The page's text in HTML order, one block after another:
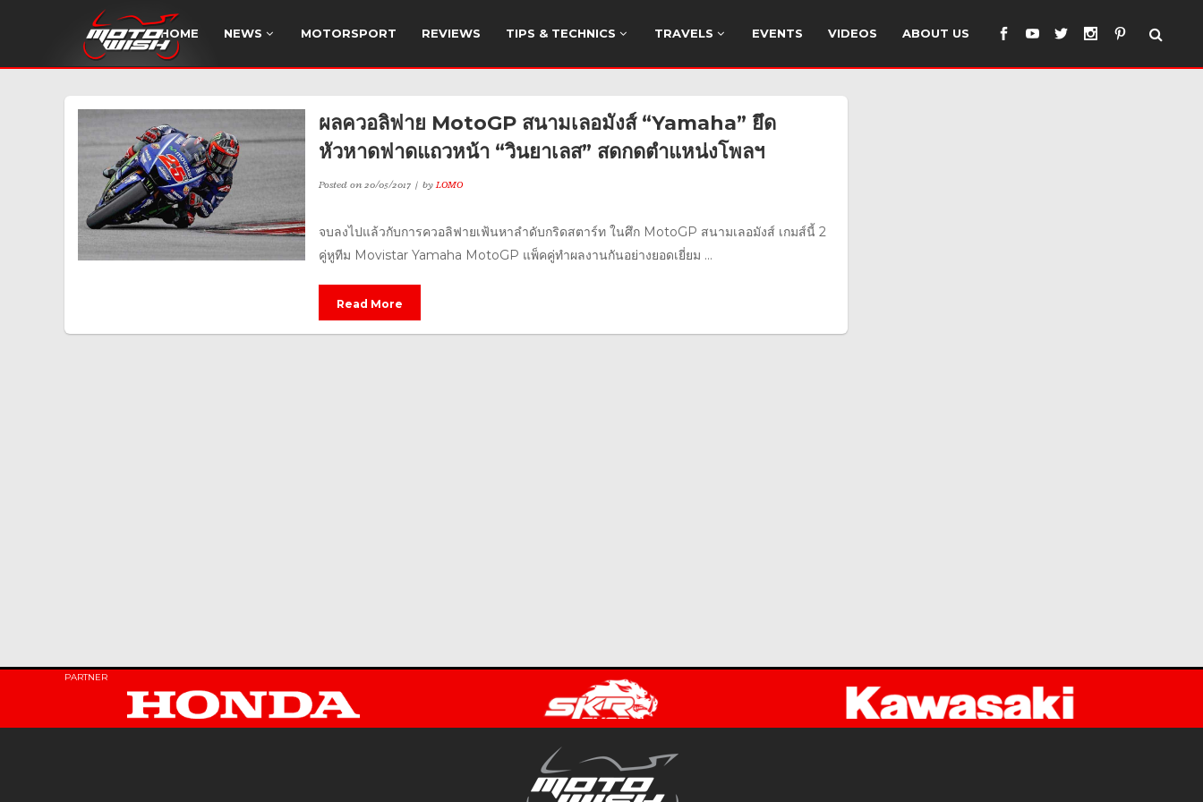
HOME NEWS MOTORSPORT REVIEWS TIPS & TECHNICS TRAVELS EVENTS VIDEOS ABOUT US
ผลควอลิฟาย MotoGP สนามเลอมังส์ “Yamaha” ยึด
หัวหาดฟาดแถวหน้า “วินยาเลส” สดกดตำแหน่งโพลฯ
Posted on20/05/2017 byLOMO
จบลงไปแล้วกับการควอลิฟายเฟ้นหาลำดับกริดสตาร์ท ในศึก MotoGP สนามเลอมังส์ เกมส์นี้ 2
คู่หูทีม Movistar Yamaha MotoGP แพ็คคู่ทำผลงานกันอย่างยอดเยี่ยม ...
Read More
PARTNER